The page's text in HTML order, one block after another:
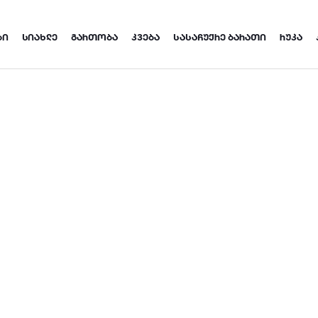
ᲡᲘᲐᲮᲚᲔ ᲒᲐᲠᲗᲝᲑᲐ ᲙᲕᲔᲑᲐ ᲡᲐᲡᲐᲩᲣᲥᲠᲔ ᲑᲐᲠᲐᲗᲘ ᲠᲣᲙᲐ